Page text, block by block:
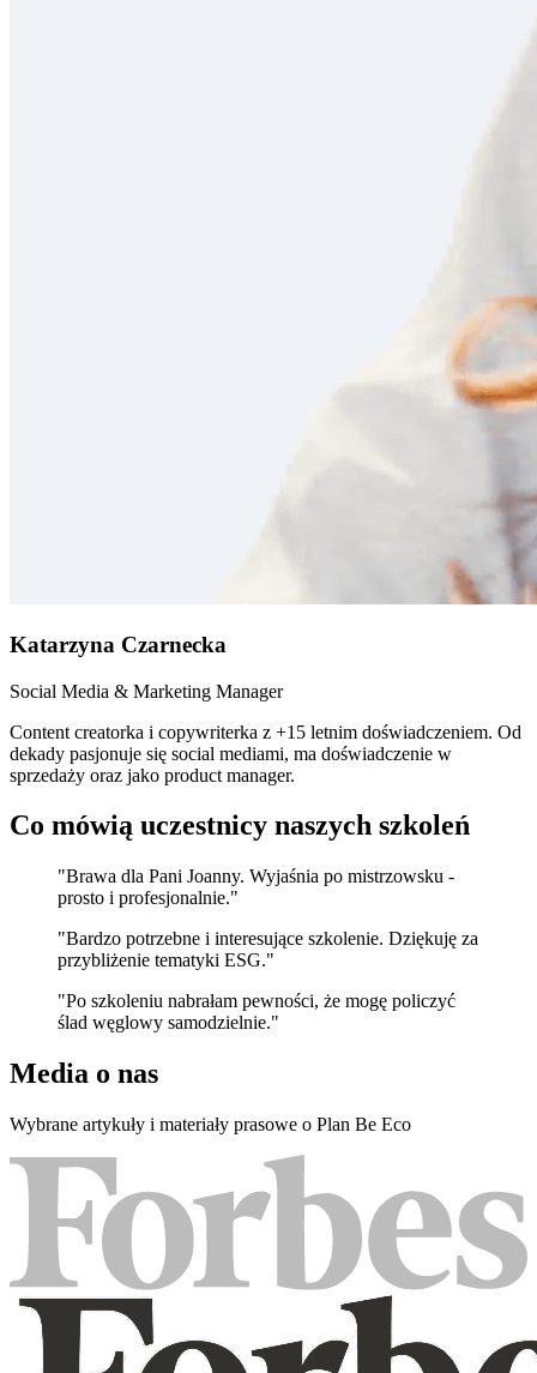
Katarzyna Czarnecka
Social Media & Marketing Manager
Content creatorka i copywriterka z +15 letnim doświadczeniem. Od
dekady pasjonuje się social mediami, ma doświadczenie w
sprzedaży oraz jako product manager.
Co mówią uczestnicy naszych szkoleń
"Brawa dla Pani Joanny. Wyjaśnia po mistrzowsku -
prosto i profesjonalnie."
"Bardzo potrzebne i interesujące szkolenie. Dziękuję za
przybliżenie tematyki ESG."
"Po szkoleniu nabrałam pewności, że mogę policzyć
ślad węglowy samodzielnie."
Media o nas
Wybrane artykuły i materiały prasowe o Plan Be Eco